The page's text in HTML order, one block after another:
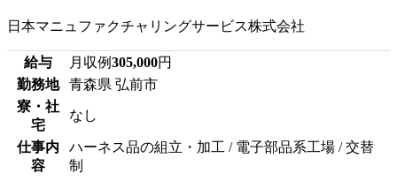
日本マニュファクチャリングサービス株式会社
給与 月収例305,000円
勤務地
青森県 弘前市
寮・社
宅
なし
仕事内
容
ハーネス品の組立・加工 / 電子部品系工場 / 交替
制